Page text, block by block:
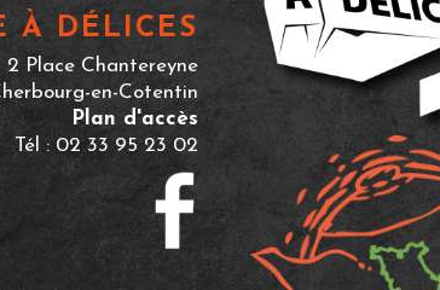
À DÉLICES
2 Place Chantereyne
en-Cotentin
Plan d'accès
Tél : 02 33 95 23 02